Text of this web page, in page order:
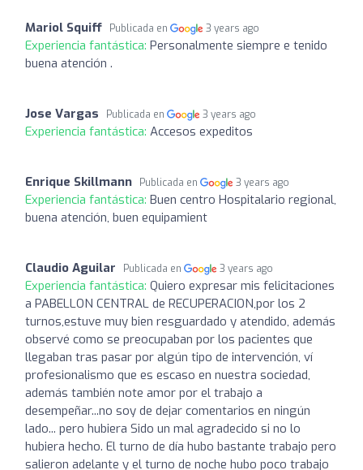
Mariol Squiff Publicada en 3 years ago
Experiencia fantástica: Personalmente siempre e tenido
buena atención .
Jose Vargas Publicada en 3 years ago
Experiencia fantástica: Accesos expeditos
Enrique Skillmann Publicada en 3 years ago
Experiencia fantástica: Buen centro Hospitalario regional,
buena atención, buen equipamient
Claudio Aguilar Publicada en 3 years ago
Experiencia fantástica: Quiero expresar mis felicitaciones
a PABELLON CENTRAL de RECUPERACION,por los 2
turnos,estuve muy bien resguardado y atendido, además
observé como se preocupaban por los pacientes que
llegaban tras pasar por algún tipo de intervención, ví
profesionalismo que es escaso en nuestra sociedad,
además también note amor por el trabajo a
desempeñar...no soy de dejar comentarios en ningún
lado... pero hubiera Sido un mal agradecido si no lo
hubiera hecho. El turno de día hubo bastante trabajo pero
salieron adelante y el turno de noche hubo poco trabajo